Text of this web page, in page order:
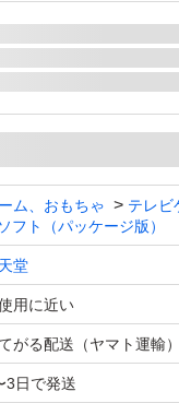
ム、おもちゃ テレビ
ソフト（パッケージ版）
堂
用に近い
がる配送（ヤマト運輸）
3日で発送